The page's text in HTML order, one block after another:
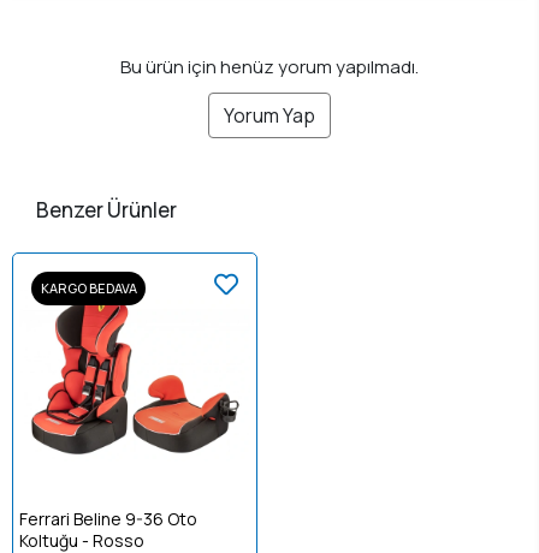
Bu ürün için henüz yorum yapılmadı.
Yorum Yap
Benzer Ürünler
KARGO BEDAVA
Ferrari Beline 9-36 Oto
Koltuğu - Rosso